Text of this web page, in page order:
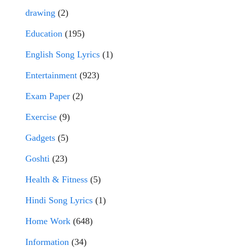
drawing (2)
Education (195)
English Song Lyrics (1)
Entertainment (923)
Exam Paper (2)
Exercise (9)
Gadgets (5)
Goshti (23)
Health & Fitness (5)
Hindi Song Lyrics (1)
Home Work (648)
Information (34)